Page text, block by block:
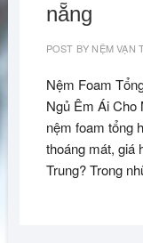
nẵng
POST BY NỆM VẠN
Nệm Foam
Ngủ Êm Ái
nệm foam tổng
thoáng mát, giá
Trung? Trong